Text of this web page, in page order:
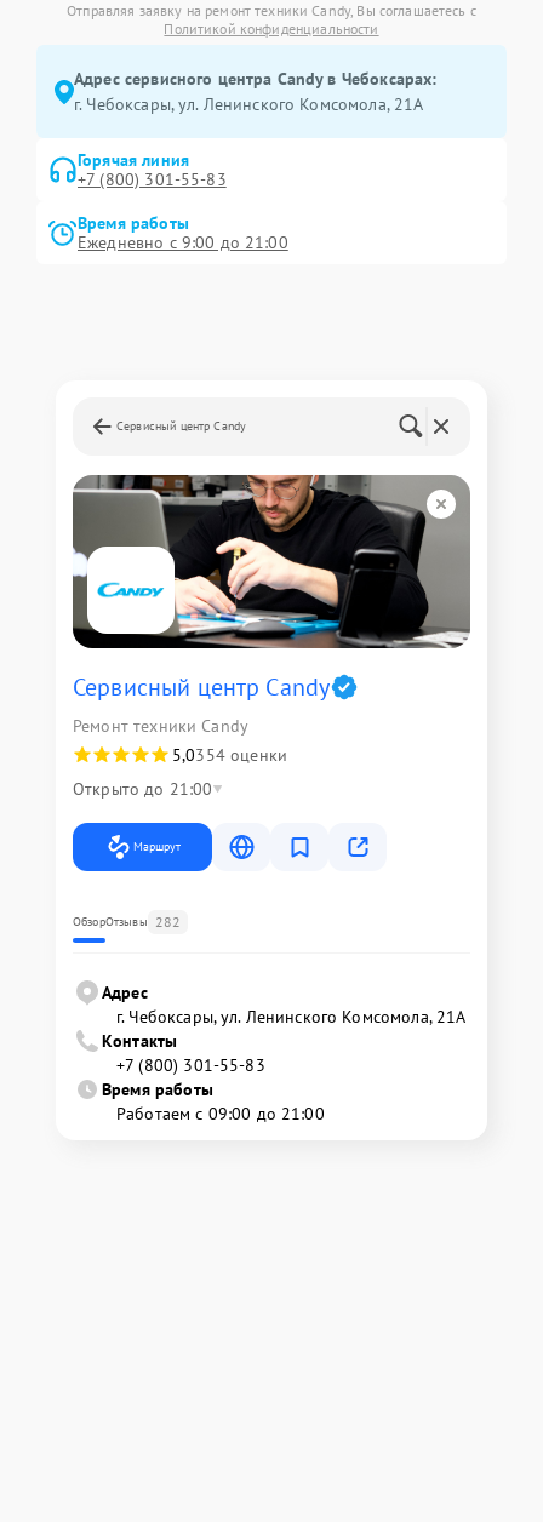
Отправляя заявку на ремонт техники Candy, Вы соглашаетесь с
Политикой конфиденциальности
Адрес сервисного центра Candy в Чебоксарах:
г. Чебоксары, ул. Ленинского Комсомола, 21А
Горячая линия
+7 (800) 301-55-83
Время работы
Ежедневно с 9:00 до 21:00
Сервисный центр Candy
Сервисный центр Candy
Ремонт техники Candy
5,0354 оценки
Открыто до 21:00
Маршрут
ОбзорОтзывы 282
Адрес
г. Чебоксары, ул. Ленинского Комсомола, 21А
Контакты
+7 (800) 301-55-83
Время работы
Работаем с 09:00 до 21:00